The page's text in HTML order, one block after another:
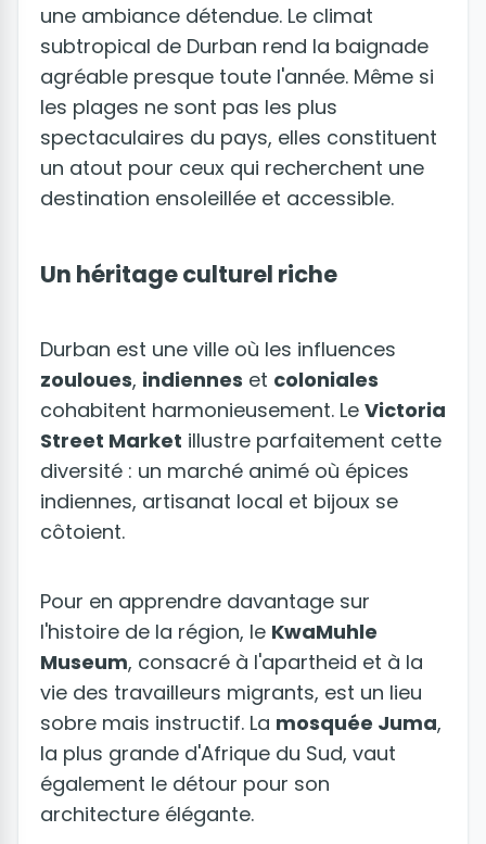
une ambiance détendue. Le climat
subtropical de Durban rend la baignade
agréable presque toute l'année. Même si
les plages ne sont pas les plus
spectaculaires du pays, elles constituent
un atout pour ceux qui recherchent une
destination ensoleillée et accessible.
Un héritage culturel riche
Durban est une ville où les influences
zouloues, indiennes et coloniales
cohabitent harmonieusement. Le Victoria
Street Market illustre parfaitement cette
diversité : un marché animé où épices
indiennes, artisanat local et bijoux se
côtoient.
Pour en apprendre davantage sur
l'histoire de la région, le KwaMuhle
Museum, consacré à l'apartheid et à la
vie des travailleurs migrants, est un lieu
sobre mais instructif. La mosquée Juma,
la plus grande d'Afrique du Sud, vaut
également le détour pour son
architecture élégante.